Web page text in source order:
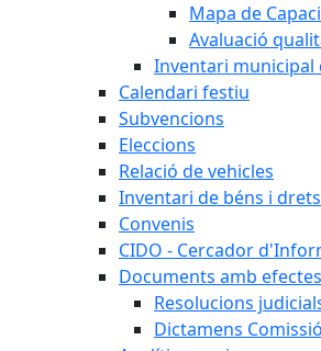
Mapa de
Avaluació
Inventari municipal
Calendari festiu
Subvencions
Eleccions
Relació de vehicles
Inventari de béns i drets
Convenis
CIDO - Cercador
Documents amb
Resolucions
Dictamens